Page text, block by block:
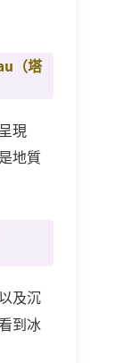
（塔
現
地質
及沉
到冰